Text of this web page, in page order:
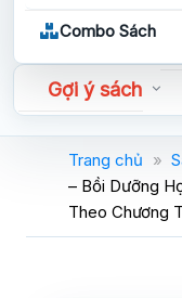
Combo Sách
Gợi ý sách
Sách nói
Trang chủ »
– Bồi Dưỡng
Theo Chương